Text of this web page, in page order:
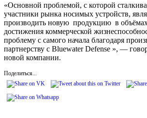
«Основной проблемой, с которой
участники рынка носимых устройств,
производить новую продукцию в
достижения коммерческой
проблему с самого начала благодаря
партнерству с Bluewater Defense », —
новой компании.
Поделиться...